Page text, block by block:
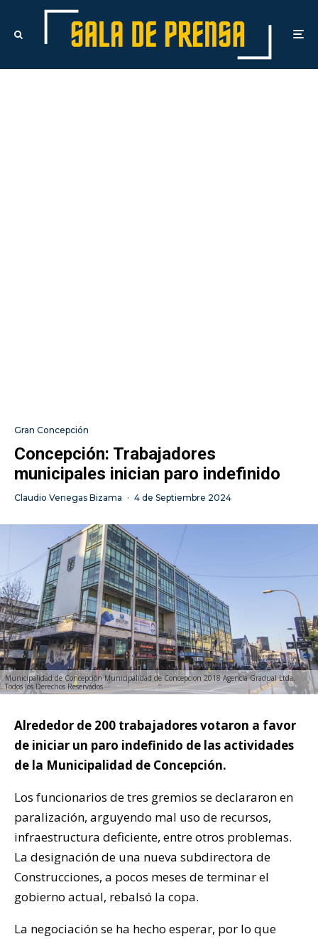
Gran Concepción
Concepción: Trabajadores
municipales inician paro indefinido
Claudio Venegas Bizama · 4 de Septiembre 2024
Municipalidad de Concepción Municipalidad de Concepcion 2018 Agencia Gradual Ltda.
Todos los Derechos Reservados
Alrededor de 200 trabajadores votaron a favor
de iniciar un paro indefinido de las actividades
de la Municipalidad de Concepción.
Los funcionarios de tres gremios se declararon en
paralización, arguyendo mal uso de recursos,
infraestructura deficiente, entre otros problemas.
La designación de una nueva subdirectora de
Construcciones, a pocos meses de terminar el
gobierno actual, rebalsó la copa.
La negociación se ha hecho esperar, por lo que